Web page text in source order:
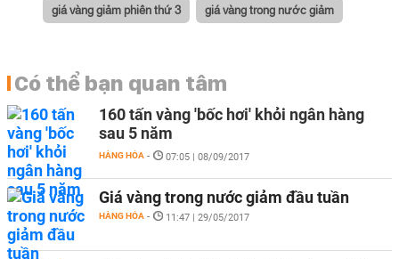
giá vàng giảm phiên thứ 3 giá vàng trong nước giảm
Có thể bạn quan tâm
160 tấn vàng 'bốc hơi' khỏi ngân hàng
sau 5 năm
HÀNG HÓA - 07:05 | 08/09/2017
Giá vàng trong nước giảm đầu tuần
HÀNG HÓA - 11:47 | 29/05/2017